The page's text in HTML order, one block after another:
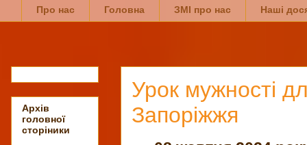
Про нас Головна ЗМІ про нас Наші
Урок мужності
Запоріжжя
Архів
головної
сторіники